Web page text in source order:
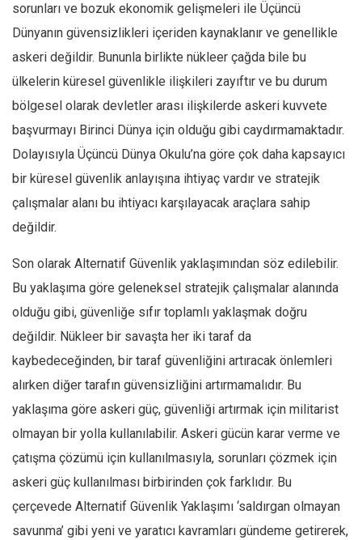
sorunları ve bozuk ekonomik gelişmeleri ile Üçüncü
Dünyanın güvensizlikleri içeriden kaynaklanır ve genellikle
askeri değildir. Bununla birlikte nükleer çağda bile bu
ülkelerin küresel güvenlikle ilişkileri zayıftır ve bu durum
bölgesel olarak devletler arası ilişkilerde askeri kuvvete
başvurmayı Birinci Dünya için olduğu gibi caydırmamaktadır.
Dolayısıyla Üçüncü Dünya Okulu’na göre çok daha kapsayıcı
bir küresel güvenlik anlayışına ihtiyaç vardır ve stratejik
çalışmalar alanı bu ihtiyacı karşılayacak araçlara sahip
değildir.
Son olarak Alternatif Güvenlik yaklaşımından söz edilebilir.
Bu yaklaşıma göre geleneksel stratejik çalışmalar alanında
olduğu gibi, güvenliğe sıfır toplamlı yaklaşmak doğru
değildir. Nükleer bir savaşta her iki taraf da
kaybedeceğinden, bir taraf güvenliğini artıracak önlemleri
alırken diğer tarafın güvensizliğini artırmamalıdır. Bu
yaklaşıma göre askeri güç, güvenliği artırmak için militarist
olmayan bir yolla kullanılabilir. Askeri gücün karar verme ve
çatışma çözümü için kullanılmasıyla, sorunları çözmek için
askeri güç kullanılması birbirinden çok farklıdır. Bu
çerçevede Alternatif Güvenlik Yaklaşımı ‘saldırgan olmayan
savunma’ gibi yeni ve yaratıcı kavramları gündeme getirerek,